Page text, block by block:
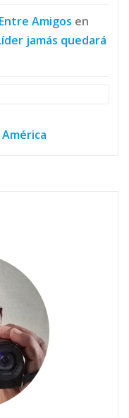
Amigos en
jamás quedará